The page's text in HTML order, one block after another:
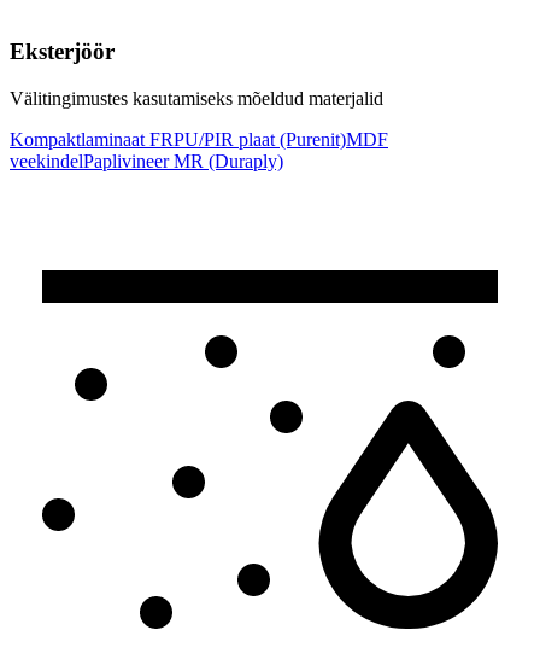
Eksterjöör
Välitingimustes kasutamiseks mõeldud materjalid
Kompaktlaminaat FRPU/PIR plaat (Purenit)MDF
veekindelPaplivineer MR (Duraply)